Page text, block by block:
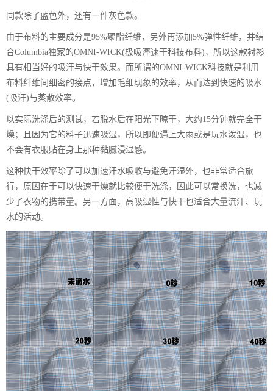
同款除了蓝色外，还有一件灰色款。
由于布料的主要成分是95%聚酯纤维，另外再添加5%弹性纤维，并结
合Columbia独家的OMNI-WICK(极吸溼速干科技布料)，所以这款衬衫
具有相当好的吸汗与快干效果。而所谓的OMNI-WICK科技就是利用
布料纤维间细密的接点，增加毛细现象的效率，从而达到快速的吸水
(吸汗)与蒸散效率。
以实际洗涤后的测试，若脱水后在阳光下晾干，大约15分钟就完全干
燥；且因为它的料子迅速吸湿，所以即便遇上大雨或是玩水泼湿，也
不会有衣服贴在身上那种黏腻浸湿感。
这种快干效率除了可以加速汗水吸收与避免汗湿外，也非常适合旅
行，原因在于可以快速干燥就比较便于洗涤，因此可以常换洗，也减
少了衣物的携带量。另一方面，高吸湿性与快干也适合大量流汗、玩
水的活动。